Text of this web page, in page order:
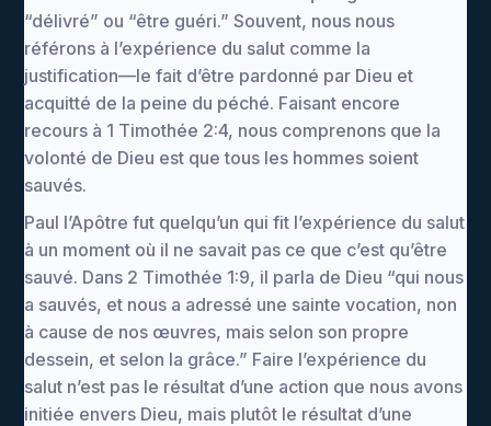
“délivré” ou “être guéri.” Souvent, nous nous
référons à l’expérience du salut comme la
justification—le fait d’être pardonné par Dieu et
acquitté de la peine du péché. Faisant encore
recours à 1 Timothée 2:4, nous comprenons que la
volonté de Dieu est que tous les hommes soient
sauvés.
Paul l’Apôtre fut quelqu’un qui fit l’expérience du salut
à un moment où il ne savait pas ce que c’est qu’être
sauvé. Dans 2 Timothée 1:9, il parla de Dieu “qui nous
a sauvés, et nous a adressé une sainte vocation, non
à cause de nos œuvres, mais selon son propre
dessein, et selon la grâce.” Faire l’expérience du
salut n’est pas le résultat d’une action que nous avons
initiée envers Dieu, mais plutôt le résultat d’une